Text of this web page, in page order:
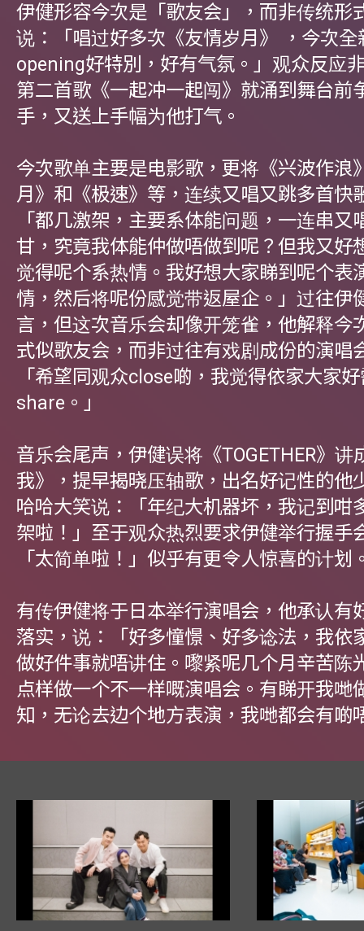
伊健形容今次是「歌友会」，而非传统形
说：「唱过好多次《友情岁月》 ，今次全
opening好特別，好有气氛。」观众反应
第二首歌《一起冲一起闯》就涌到舞台前
手，又送上手幅为他打气。
今次歌单主要是电影歌，更将《兴波作浪
月》和《极速》等，连续又唱又跳多首快
「都几激架，主要系体能问题，一连串又
甘，究竟我体能仲做唔做到呢？但我又好
觉得呢个系热情。我好想大家睇到呢个表
情，然后将呢份感觉带返屋企。」过往伊
言，但这次音乐会却像开笼雀，他解释今
式似歌友会，而非过往有戏剧成份的演唱
「希望同观众close啲，我觉得依家大家
share。」
音乐会尾声，伊健误将《TOGETHER》讲
我》，提早揭晓压轴歌，出名好记性的他
哈哈大笑说：「年纪大机器坏，我记到咁
架啦！」至于观众热烈要求伊健举行握手
「太简单啦！」似乎有更令人惊喜的计划
有传伊健将于日本举行演唱会，他承认有
落实，说：「好多憧憬、好多谂法，我依
做好件事就唔讲住。嚟紧呢几个月辛苦陈
点样做一个不一样嘅演唱会。有睇开我哋
知，无论去边个地方表演，我哋都会有啲